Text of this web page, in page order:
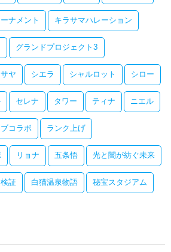
ナメント キラサマハレーション
グランドプロジェクト3
サヤ シエラ シャルロット シロー
セレナ タワー ティナ ニエル
コラボ ランク上げ
リョナ 五条悟 光と闇が紡ぐ未来
証 白猫温泉物語 秘宝スタジアム